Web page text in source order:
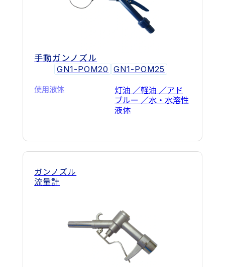
手動ガンノズル
GN1-POM20
GN1-POM25
使用液体
灯油 ／軽油 ／アド
ブルー ／水・水溶性
液体
ガンノズル
流量計